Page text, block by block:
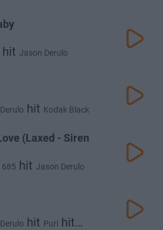
hit Jason Derulo
hit Kodak Black
(Laxed - Siren
hit Jason Derulo
hit Puri hit